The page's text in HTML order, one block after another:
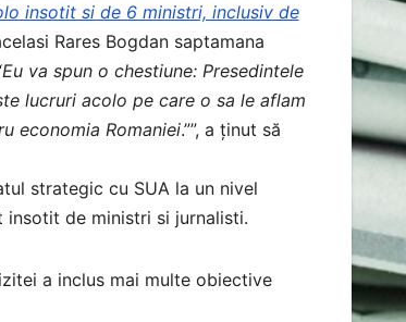
insotit si de 6 ministri, inclusiv de
Rares Bogdan saptamana
Eu va spun o chestiune: Presedintele
lucruri acolo pe care o sa le aflam
economia Romaniei.””, a ținut să
strategic cu SUA la un nivel
de ministri si jurnalisti.
a inclus mai multe obiective